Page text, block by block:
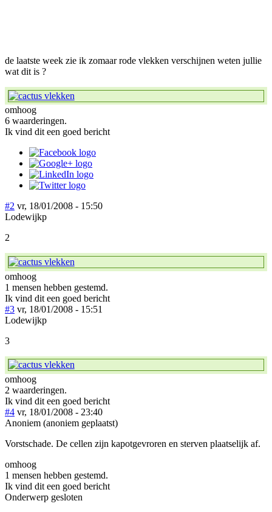
de laatste week zie ik zomaar rode vlekken verschijnen weten jullie
wat dit is ?
omhoog
6 waarderingen.
Ik vind dit een goed bericht
#2 vr, 18/01/2008 - 15:50
Lodewijkp
2
omhoog
1 mensen hebben gestemd.
Ik vind dit een goed bericht
#3 vr, 18/01/2008 - 15:51
Lodewijkp
3
omhoog
2 waarderingen.
Ik vind dit een goed bericht
#4 vr, 18/01/2008 - 23:40
Anoniem (anoniem geplaatst)
Vorstschade. De cellen zijn kapotgevroren en sterven plaatselijk af.
omhoog
1 mensen hebben gestemd.
Ik vind dit een goed bericht
Onderwerp gesloten